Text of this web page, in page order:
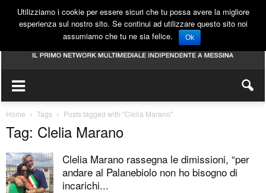
Home Tags Posts tagged with "Clelia Marano"
Tag: Clelia Marano
Clelia Marano rassegna le dimissioni, “per
andare al Palanebiolo non ho bisogno di
incarichi...
Utilizziamo i cookie per essere sicuri che tu possa avere la migliore
esperienza sul nostro sito. Se continui ad utilizzare questo sito noi
assumiamo che tu ne sia felice.
Ok